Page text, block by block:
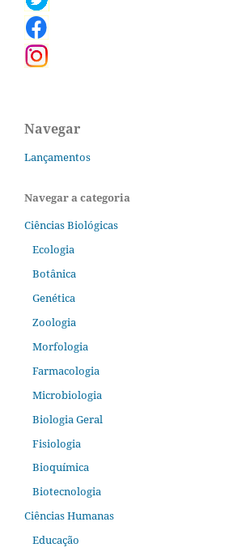
Navegar
Lançamentos
Navegar a categoria
Ciências Biológicas
Ecologia
Botânica
Genética
Zoologia
Morfologia
Farmacologia
Microbiologia
Biologia Geral
Fisiologia
Bioquímica
Biotecnologia
Ciências Humanas
Educação